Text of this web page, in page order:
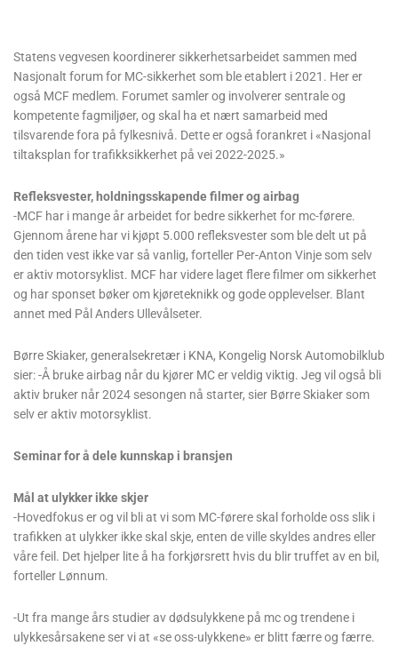
Statens vegvesen koordinerer sikkerhetsarbeidet sammen med
Nasjonalt forum for MC-sikkerhet som ble etablert i 2021. Her er
også MCF medlem. Forumet samler og involverer sentrale og
kompetente fagmiljøer, og skal ha et nært samarbeid med
tilsvarende fora på fylkesnivå. Dette er også forankret i «Nasjonal
tiltaksplan for trafikksikkerhet på vei 2022-2025.»
Refleksvester, holdningsskapende filmer og airbag
-MCF har i mange år arbeidet for bedre sikkerhet for mc-førere.
Gjennom årene har vi kjøpt 5.000 refleksvester som ble delt ut på
den tiden vest ikke var så vanlig, forteller Per-Anton Vinje som selv
er aktiv motorsyklist. MCF har videre laget flere filmer om sikkerhet
og har sponset bøker om kjøreteknikk og gode opplevelser. Blant
annet med Pål Anders Ullevålseter.
Børre Skiaker, generalsekretær i KNA, Kongelig Norsk Automobilklub
sier: -Å bruke airbag når du kjører MC er veldig viktig. Jeg vil også bli
aktiv bruker når 2024 sesongen nå starter, sier Børre Skiaker som
selv er aktiv motorsyklist.
Seminar for å dele kunnskap i bransjen
Mål at ulykker ikke skjer
-Hovedfokus er og vil bli at vi som MC-førere skal forholde oss slik i
trafikken at ulykker ikke skal skje, enten de ville skyldes andres eller
våre feil. Det hjelper lite å ha forkjørsrett hvis du blir truffet av en bil,
forteller Lønnum.
-Ut fra mange års studier av dødsulykkene på mc og trendene i
ulykkesårsakene ser vi at «se oss-ulykkene» er blitt færre og færre.